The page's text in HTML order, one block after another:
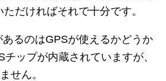
だければそれで十分です。
るのはGPSが使えるかどうか
ップが内蔵されていますが、
せん。